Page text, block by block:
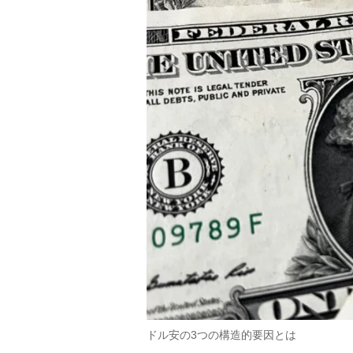
ドル安の3つの構造的要因とは